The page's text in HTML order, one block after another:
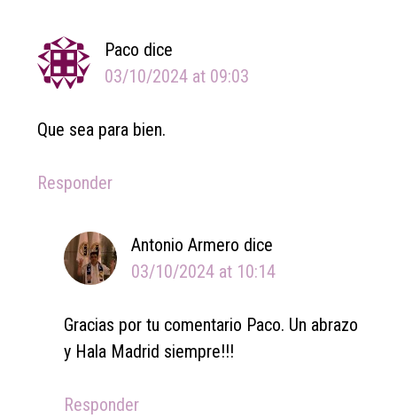
Paco dice
03/10/2024 at 09:03
Que sea para bien.
Responder
Antonio Armero dice
03/10/2024 at 10:14
Gracias por tu comentario Paco. Un abrazo
y Hala Madrid siempre!!!
Responder